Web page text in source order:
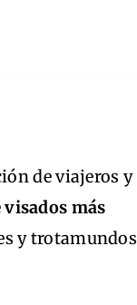
de viajeros y
visados más
y trotamundos